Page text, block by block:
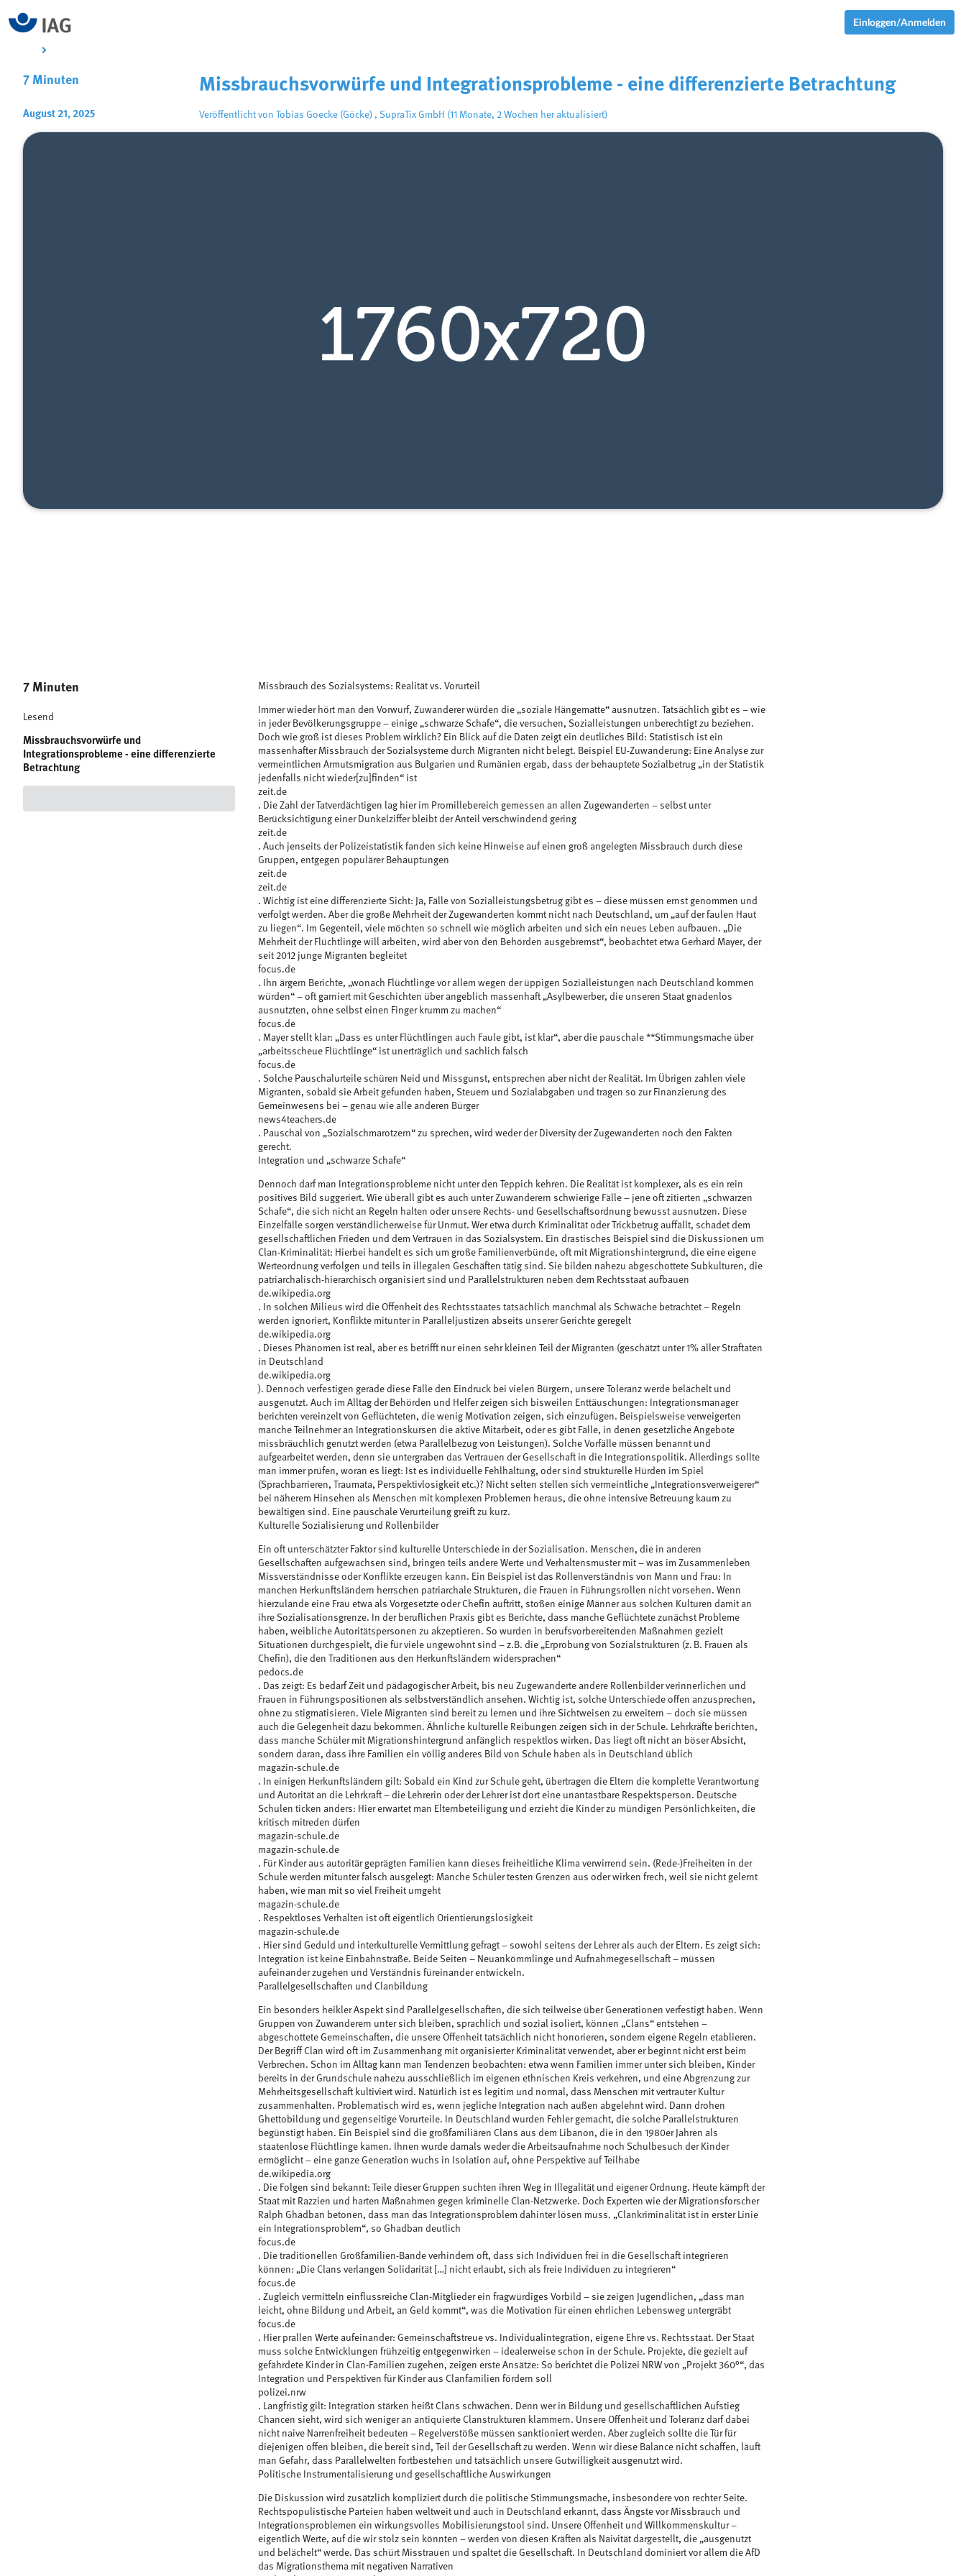
Einloggen/Anmelden
7 Minuten
August 21, 2025
Missbrauchsvorwürfe und Integrationsprobleme - eine differenzierte Betrachtung
Veröffentlicht von Tobias Goecke (Göcke) , SupraTix GmbH (11 Monate, 2 Wochen her aktualisiert)
7 Minuten
Lesend
Missbrauchsvorwürfe und
Integrationsprobleme - eine differenzierte
Betrachtung
Missbrauch des Sozialsystems: Realität vs. Vorurteil
Immer wieder hört man den Vorwurf, Zuwanderer würden die „soziale Hängematte“ ausnutzen. Tatsächlich gibt es – wie
in jeder Bevölkerungsgruppe – einige „schwarze Schafe“, die versuchen, Sozialleistungen unberechtigt zu beziehen.
Doch wie groß ist dieses Problem wirklich? Ein Blick auf die Daten zeigt ein deutliches Bild: Statistisch ist ein
massenhafter Missbrauch der Sozialsysteme durch Migranten nicht belegt. Beispiel EU-Zuwanderung: Eine Analyse zur
vermeintlichen Armutsmigration aus Bulgarien und Rumänien ergab, dass der behauptete Sozialbetrug „in der Statistik
jedenfalls nicht wieder[zu]finden“ ist
zeit.de
. Die Zahl der Tatverdächtigen lag hier im Promillebereich gemessen an allen Zugewanderten – selbst unter
Berücksichtigung einer Dunkelziffer bleibt der Anteil verschwindend gering
zeit.de
. Auch jenseits der Polizeistatistik fanden sich keine Hinweise auf einen groß angelegten Missbrauch durch diese
Gruppen, entgegen populärer Behauptungen
zeit.de
zeit.de
. Wichtig ist eine differenzierte Sicht: Ja, Fälle von Sozialleistungsbetrug gibt es – diese müssen ernst genommen und
verfolgt werden. Aber die große Mehrheit der Zugewanderten kommt nicht nach Deutschland, um „auf der faulen Haut
zu liegen“. Im Gegenteil, viele möchten so schnell wie möglich arbeiten und sich ein neues Leben aufbauen. „Die
Mehrheit der Flüchtlinge will arbeiten, wird aber von den Behörden ausgebremst“, beobachtet etwa Gerhard Mayer, der
seit 2012 junge Migranten begleitet
focus.de
. Ihn ärgern Berichte, „wonach Flüchtlinge vor allem wegen der üppigen Sozialleistungen nach Deutschland kommen
würden“ – oft garniert mit Geschichten über angeblich massenhaft „Asylbewerber, die unseren Staat gnadenlos
ausnutzten, ohne selbst einen Finger krumm zu machen“
focus.de
. Mayer stellt klar: „Dass es unter Flüchtlingen auch Faule gibt, ist klar“, aber die pauschale **Stimmungsmache über
„arbeitsscheue Flüchtlinge“ ist unerträglich und sachlich falsch
focus.de
. Solche Pauschalurteile schüren Neid und Missgunst, entsprechen aber nicht der Realität. Im Übrigen zahlen viele
Migranten, sobald sie Arbeit gefunden haben, Steuern und Sozialabgaben und tragen so zur Finanzierung des
Gemeinwesens bei – genau wie alle anderen Bürger
news4teachers.de
. Pauschal von „Sozialschmarotzern“ zu sprechen, wird weder der Diversity der Zugewanderten noch den Fakten
gerecht.
Integration und „schwarze Schafe“
Dennoch darf man Integrationsprobleme nicht unter den Teppich kehren. Die Realität ist komplexer, als es ein rein
positives Bild suggeriert. Wie überall gibt es auch unter Zuwanderern schwierige Fälle – jene oft zitierten „schwarzen
Schafe“, die sich nicht an Regeln halten oder unsere Rechts- und Gesellschaftsordnung bewusst ausnutzen. Diese
Einzelfälle sorgen verständlicherweise für Unmut. Wer etwa durch Kriminalität oder Trickbetrug auffällt, schadet dem
gesellschaftlichen Frieden und dem Vertrauen in das Sozialsystem. Ein drastisches Beispiel sind die Diskussionen um
Clan-Kriminalität: Hierbei handelt es sich um große Familienverbünde, oft mit Migrationshintergrund, die eine eigene
Werteordnung verfolgen und teils in illegalen Geschäften tätig sind. Sie bilden nahezu abgeschottete Subkulturen, die
patriarchalisch-hierarchisch organisiert sind und Parallelstrukturen neben dem Rechtsstaat aufbauen
de.wikipedia.org
. In solchen Milieus wird die Offenheit des Rechtsstaates tatsächlich manchmal als Schwäche betrachtet – Regeln
werden ignoriert, Konflikte mitunter in Paralleljustizen abseits unserer Gerichte geregelt
de.wikipedia.org
. Dieses Phänomen ist real, aber es betrifft nur einen sehr kleinen Teil der Migranten (geschätzt unter 1% aller Straftaten
in Deutschland
de.wikipedia.org
). Dennoch verfestigen gerade diese Fälle den Eindruck bei vielen Bürgern, unsere Toleranz werde belächelt und
ausgenutzt. Auch im Alltag der Behörden und Helfer zeigen sich bisweilen Enttäuschungen: Integrationsmanager
berichten vereinzelt von Geflüchteten, die wenig Motivation zeigen, sich einzufügen. Beispielsweise verweigerten
manche Teilnehmer an Integrationskursen die aktive Mitarbeit, oder es gibt Fälle, in denen gesetzliche Angebote
missbräuchlich genutzt werden (etwa Parallelbezug von Leistungen). Solche Vorfälle müssen benannt und
aufgearbeitet werden, denn sie untergraben das Vertrauen der Gesellschaft in die Integrationspolitik. Allerdings sollte
man immer prüfen, woran es liegt: Ist es individuelle Fehlhaltung, oder sind strukturelle Hürden im Spiel
(Sprachbarrieren, Traumata, Perspektivlosigkeit etc.)? Nicht selten stellen sich vermeintliche „Integrationsverweigerer“
bei näherem Hinsehen als Menschen mit komplexen Problemen heraus, die ohne intensive Betreuung kaum zu
bewältigen sind. Eine pauschale Verurteilung greift zu kurz.
Kulturelle Sozialisierung und Rollenbilder
Ein oft unterschätzter Faktor sind kulturelle Unterschiede in der Sozialisation. Menschen, die in anderen
Gesellschaften aufgewachsen sind, bringen teils andere Werte und Verhaltensmuster mit – was im Zusammenleben
Missverständnisse oder Konflikte erzeugen kann. Ein Beispiel ist das Rollenverständnis von Mann und Frau: In
manchen Herkunftsländern herrschen patriarchale Strukturen, die Frauen in Führungsrollen nicht vorsehen. Wenn
hierzulande eine Frau etwa als Vorgesetzte oder Chefin auftritt, stoßen einige Männer aus solchen Kulturen damit an
ihre Sozialisationsgrenze. In der beruflichen Praxis gibt es Berichte, dass manche Geflüchtete zunächst Probleme
haben, weibliche Autoritätspersonen zu akzeptieren. So wurden in berufsvorbereitenden Maßnahmen gezielt
Situationen durchgespielt, die für viele ungewohnt sind – z.B. die „Erprobung von Sozialstrukturen (z. B. Frauen als
Chefin), die den Traditionen aus den Herkunftsländern widersprachen“
pedocs.de
. Das zeigt: Es bedarf Zeit und pädagogischer Arbeit, bis neu Zugewanderte andere Rollenbilder verinnerlichen und
Frauen in Führungspositionen als selbstverständlich ansehen. Wichtig ist, solche Unterschiede offen anzusprechen,
ohne zu stigmatisieren. Viele Migranten sind bereit zu lernen und ihre Sichtweisen zu erweitern – doch sie müssen
auch die Gelegenheit dazu bekommen. Ähnliche kulturelle Reibungen zeigen sich in der Schule. Lehrkräfte berichten,
dass manche Schüler mit Migrationshintergrund anfänglich respektlos wirken. Das liegt oft nicht an böser Absicht,
sondern daran, dass ihre Familien ein völlig anderes Bild von Schule haben als in Deutschland üblich
magazin-schule.de
. In einigen Herkunftsländern gilt: Sobald ein Kind zur Schule geht, übertragen die Eltern die komplette Verantwortung
und Autorität an die Lehrkraft – die Lehrerin oder der Lehrer ist dort eine unantastbare Respektsperson. Deutsche
Schulen ticken anders: Hier erwartet man Elternbeteiligung und erzieht die Kinder zu mündigen Persönlichkeiten, die
kritisch mitreden dürfen
magazin-schule.de
magazin-schule.de
. Für Kinder aus autoritär geprägten Familien kann dieses freiheitliche Klima verwirrend sein. (Rede-)Freiheiten in der
Schule werden mitunter falsch ausgelegt: Manche Schüler testen Grenzen aus oder wirken frech, weil sie nicht gelernt
haben, wie man mit so viel Freiheit umgeht
magazin-schule.de
. Respektloses Verhalten ist oft eigentlich Orientierungslosigkeit
magazin-schule.de
. Hier sind Geduld und interkulturelle Vermittlung gefragt – sowohl seitens der Lehrer als auch der Eltern. Es zeigt sich:
Integration ist keine Einbahnstraße. Beide Seiten – Neuankömmlinge und Aufnahmegesellschaft – müssen
aufeinander zugehen und Verständnis füreinander entwickeln.
Parallelgesellschaften und Clanbildung
Ein besonders heikler Aspekt sind Parallelgesellschaften, die sich teilweise über Generationen verfestigt haben. Wenn
Gruppen von Zuwanderern unter sich bleiben, sprachlich und sozial isoliert, können „Clans“ entstehen –
abgeschottete Gemeinschaften, die unsere Offenheit tatsächlich nicht honorieren, sondern eigene Regeln etablieren.
Der Begriff Clan wird oft im Zusammenhang mit organisierter Kriminalität verwendet, aber er beginnt nicht erst beim
Verbrechen. Schon im Alltag kann man Tendenzen beobachten: etwa wenn Familien immer unter sich bleiben, Kinder
bereits in der Grundschule nahezu ausschließlich im eigenen ethnischen Kreis verkehren, und eine Abgrenzung zur
Mehrheitsgesellschaft kultiviert wird. Natürlich ist es legitim und normal, dass Menschen mit vertrauter Kultur
zusammenhalten. Problematisch wird es, wenn jegliche Integration nach außen abgelehnt wird. Dann drohen
Ghettobildung und gegenseitige Vorurteile. In Deutschland wurden Fehler gemacht, die solche Parallelstrukturen
begünstigt haben. Ein Beispiel sind die großfamiliären Clans aus dem Libanon, die in den 1980er Jahren als
staatenlose Flüchtlinge kamen. Ihnen wurde damals weder die Arbeitsaufnahme noch Schulbesuch der Kinder
ermöglicht – eine ganze Generation wuchs in Isolation auf, ohne Perspektive auf Teilhabe
de.wikipedia.org
. Die Folgen sind bekannt: Teile dieser Gruppen suchten ihren Weg in Illegalität und eigener Ordnung. Heute kämpft der
Staat mit Razzien und harten Maßnahmen gegen kriminelle Clan-Netzwerke. Doch Experten wie der Migrationsforscher
Ralph Ghadban betonen, dass man das Integrationsproblem dahinter lösen muss. „Clankriminalität ist in erster Linie
ein Integrationsproblem“, so Ghadban deutlich
focus.de
. Die traditionellen Großfamilien-Bande verhindern oft, dass sich Individuen frei in die Gesellschaft integrieren
können: „Die Clans verlangen Solidarität […] nicht erlaubt, sich als freie Individuen zu integrieren“
focus.de
. Zugleich vermitteln einflussreiche Clan-Mitglieder ein fragwürdiges Vorbild – sie zeigen Jugendlichen, „dass man
leicht, ohne Bildung und Arbeit, an Geld kommt“, was die Motivation für einen ehrlichen Lebensweg untergräbt
focus.de
. Hier prallen Werte aufeinander: Gemeinschaftstreue vs. Individualintegration, eigene Ehre vs. Rechtsstaat. Der Staat
muss solche Entwicklungen frühzeitig entgegenwirken – idealerweise schon in der Schule. Projekte, die gezielt auf
gefährdete Kinder in Clan-Familien zugehen, zeigen erste Ansätze: So berichtet die Polizei NRW von „Projekt 360°“, das
Integration und Perspektiven für Kinder aus Clanfamilien fördern soll
polizei.nrw
. Langfristig gilt: Integration stärken heißt Clans schwächen. Denn wer in Bildung und gesellschaftlichen Aufstieg
Chancen sieht, wird sich weniger an antiquierte Clanstrukturen klammern. Unsere Offenheit und Toleranz darf dabei
nicht naive Narrenfreiheit bedeuten – Regelverstöße müssen sanktioniert werden. Aber zugleich sollte die Tür für
diejenigen offen bleiben, die bereit sind, Teil der Gesellschaft zu werden. Wenn wir diese Balance nicht schaffen, läuft
man Gefahr, dass Parallelwelten fortbestehen und tatsächlich unsere Gutwilligkeit ausgenutzt wird.
Politische Instrumentalisierung und gesellschaftliche Auswirkungen
Die Diskussion wird zusätzlich kompliziert durch die politische Stimmungsmache, insbesondere von rechter Seite.
Rechtspopulistische Parteien haben weltweit und auch in Deutschland erkannt, dass Ängste vor Missbrauch und
Integrationsproblemen ein wirkungsvolles Mobilisierungstool sind. Unsere Offenheit und Willkommenskultur –
eigentlich Werte, auf die wir stolz sein könnten – werden von diesen Kräften als Naivität dargestellt, die „ausgenutzt
und belächelt“ werde. Das schürt Misstrauen und spaltet die Gesellschaft. In Deutschland dominiert vor allem die AfD
das Migrationsthema mit negativen Narrativen